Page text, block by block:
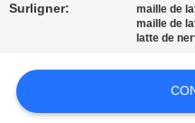
CONTACTEZ-
DEMANDEZ
Surligner: maille de
maille de
latte de